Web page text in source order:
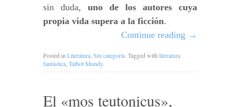
sin duda, uno de los autores cuya
propia vida supera a la ficción.
Continue reading →
Posted in Literatura Sin categoría. Tagged with literatura
fantástica Talbot Mundy.
El «mos teutonicus»,